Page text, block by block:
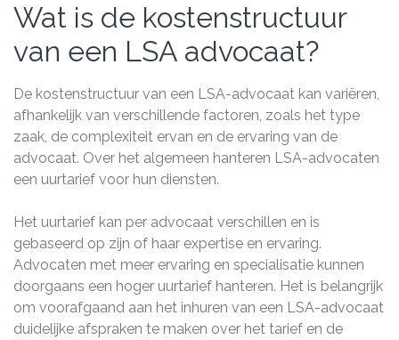
Wat is de kostenstructuur
van een LSA advocaat?
De kostenstructuur van een LSA-advocaat kan variëren,
afhankelijk van verschillende factoren, zoals het type
zaak, de complexiteit ervan en de ervaring van de
advocaat. Over het algemeen hanteren LSA-advocaten
een uurtarief voor hun diensten.
Het uurtarief kan per advocaat verschillen en is
gebaseerd op zijn of haar expertise en ervaring.
Advocaten met meer ervaring en specialisatie kunnen
doorgaans een hoger uurtarief hanteren. Het is belangrijk
om voorafgaand aan het inhuren van een LSA-advocaat
duidelijke afspraken te maken over het tarief en de